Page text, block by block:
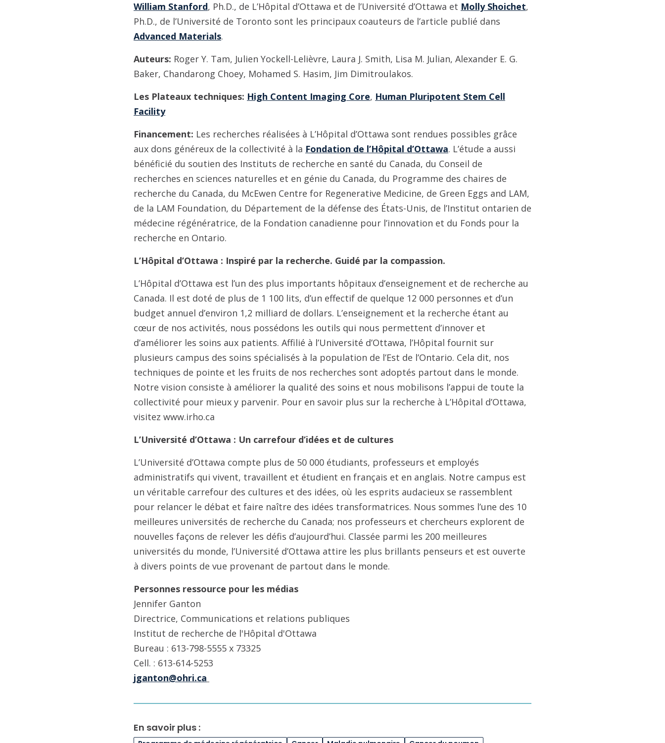
William Stanford, Ph.D., de L’Hôpital d’Ottawa et de l’Université d’Ottawa et Molly Shoichet,
Ph.D., de l’Université de Toronto sont les principaux coauteurs de l’article publié dans
Advanced Materials.
Auteurs: Roger Y. Tam, Julien Yockell-Lelièvre, Laura J. Smith, Lisa M. Julian, Alexander E. G.
Baker, Chandarong Choey, Mohamed S. Hasim, Jim Dimitroulakos.
Les Plateaux techniques: High Content Imaging Core, Human Pluripotent Stem Cell
Facility
Financement: Les recherches réalisées à L’Hôpital d’Ottawa sont rendues possibles grâce
aux dons généreux de la collectivité à la Fondation de l’Hôpital d’Ottawa. L’étude a aussi
bénéficié du soutien des Instituts de recherche en santé du Canada, du Conseil de
recherches en sciences naturelles et en génie du Canada, du Programme des chaires de
recherche du Canada, du McEwen Centre for Regenerative Medicine, de Green Eggs and LAM,
de la LAM Foundation, du Département de la défense des États-Unis, de l’Institut ontarien de
médecine régénératrice, de la Fondation canadienne pour l’innovation et du Fonds pour la
recherche en Ontario.
L’Hôpital d’Ottawa : Inspiré par la recherche. Guidé par la compassion.
L’Hôpital d’Ottawa est l’un des plus importants hôpitaux d’enseignement et de recherche au
Canada. Il est doté de plus de 1 100 lits, d’un effectif de quelque 12 000 personnes et d’un
budget annuel d’environ 1,2 milliard de dollars. L’enseignement et la recherche étant au
cœur de nos activités, nous possédons les outils qui nous permettent d’innover et
d’améliorer les soins aux patients. Affilié à l’Université d’Ottawa, l’Hôpital fournit sur
plusieurs campus des soins spécialisés à la population de l’Est de l’Ontario. Cela dit, nos
techniques de pointe et les fruits de nos recherches sont adoptés partout dans le monde.
Notre vision consiste à améliorer la qualité des soins et nous mobilisons l’appui de toute la
collectivité pour mieux y parvenir. Pour en savoir plus sur la recherche à L’Hôpital d’Ottawa,
visitez www.irho.ca
L’Université d’Ottawa : Un carrefour d’idées et de cultures
L’Université d’Ottawa compte plus de 50 000 étudiants, professeurs et employés
administratifs qui vivent, travaillent et étudient en français et en anglais. Notre campus est
un véritable carrefour des cultures et des idées, où les esprits audacieux se rassemblent
pour relancer le débat et faire naître des idées transformatrices. Nous sommes l’une des 10
meilleures universités de recherche du Canada; nos professeurs et chercheurs explorent de
nouvelles façons de relever les défis d’aujourd’hui. Classée parmi les 200 meilleures
universités du monde, l’Université d’Ottawa attire les plus brillants penseurs et est ouverte
à divers points de vue provenant de partout dans le monde.
Personnes ressource pour les médias
Jennifer Ganton
Directrice, Communications et relations publiques
Institut de recherche de l'Hôpital d'Ottawa
Bureau : 613-798-5555 x 73325
Cell. : 613-614-5253
jganton@ohri.ca
En savoir plus :